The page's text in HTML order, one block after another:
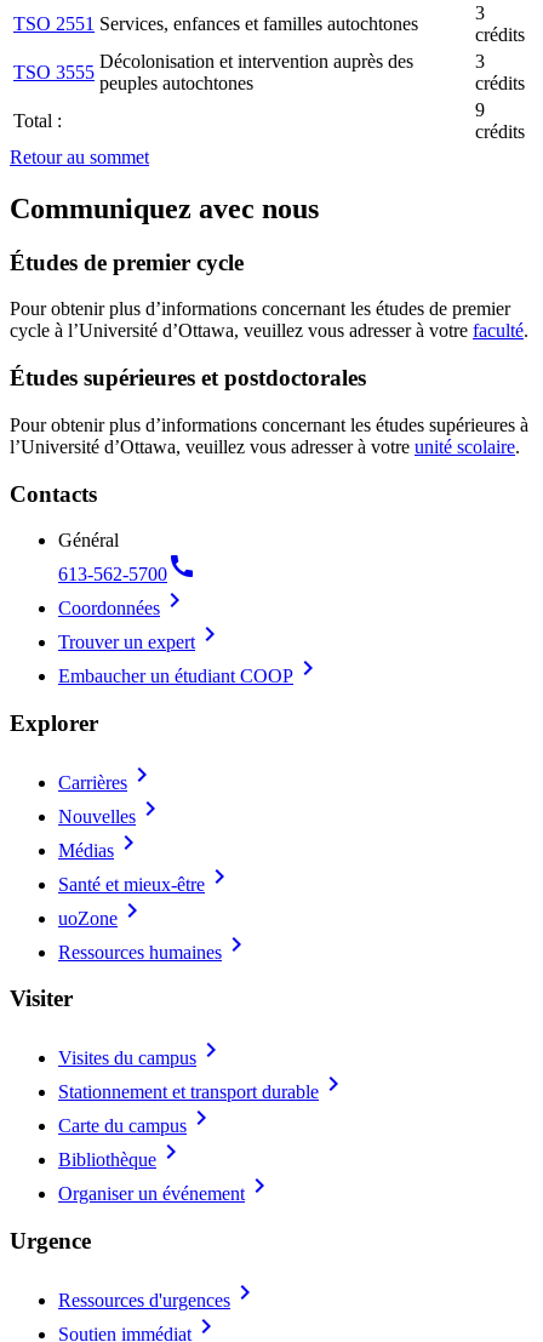
TSO 2551 Services, enfances et familles autochtones
3
crédits
TSO 3555
Décolonisation et intervention auprès des
peuples autochtones
3
crédits
Total :
9
crédits
Retour au sommet
Communiquez avec nous
Études de premier cycle
Pour obtenir plus d’informations concernant les études de premier
cycle à l’Université d’Ottawa, veuillez vous adresser à votre faculté.
Études supérieures et postdoctorales
Pour obtenir plus d’informations concernant les études supérieures à
l’Université d’Ottawa, veuillez vous adresser à votre unité scolaire.
Contacts
Général
613-562-5700call
Coordonnées chevron_right
Trouver un expert chevron_right
Embaucher un étudiant COOP chevron_right
Explorer
Carrières chevron_right
Nouvelles chevron_right
Médias chevron_right
Santé et mieux-être chevron_right
uoZone chevron_right
Ressources humaines chevron_right
Visiter
Visites du campus chevron_right
Stationnement et transport durable chevron_right
Carte du campus chevron_right
Bibliothèque chevron_right
Organiser un événement chevron_right
Urgence
Ressources d'urgences chevron_right
Soutien immédiat chevron_right